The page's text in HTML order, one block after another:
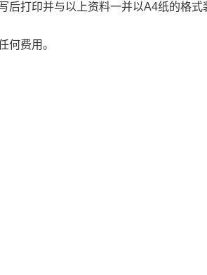
后打印并与以上资料一并以A4纸的格式
何费用。